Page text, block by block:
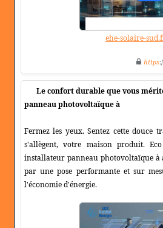
ehe-solaire-
https
Le confort durable que vous
panneau photovoltaïque à
Fermez les yeux. Sentez cette douce
s'allègent, votre maison produit.
installateur panneau photovoltaïque à
par une pose performante et sur
l'économie d'énergie.